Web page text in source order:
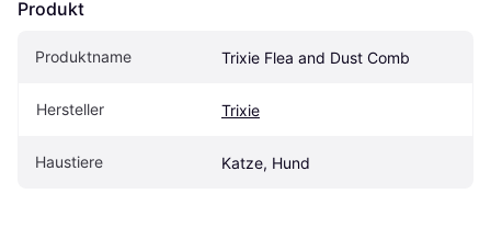
Produkt
Produktname Trixie Flea and Dust Comb
Hersteller Trixie
Haustiere Katze, Hund